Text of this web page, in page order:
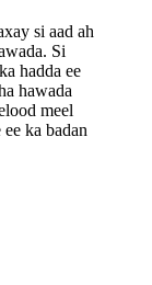
si aad ah
Si
hadda ee
hawada
meel
ka badan